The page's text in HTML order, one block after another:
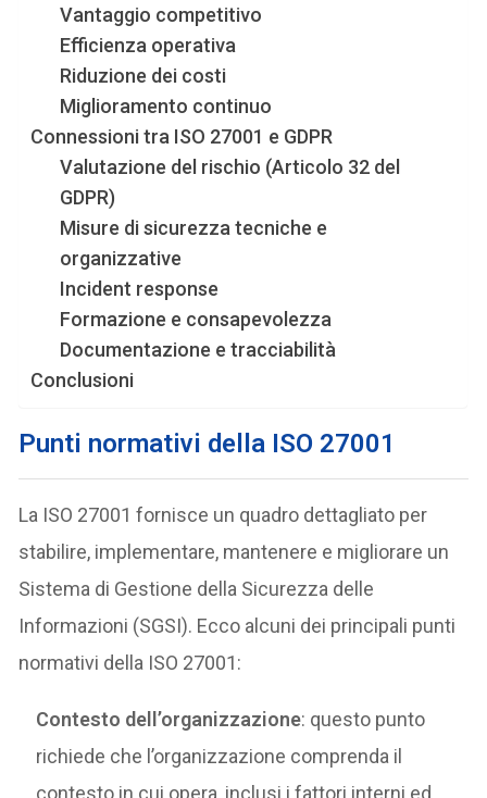
Vantaggio competitivo
Efficienza operativa
Riduzione dei costi
Miglioramento continuo
Connessioni tra ISO 27001 e GDPR
Valutazione del rischio (Articolo 32 del
GDPR)
Misure di sicurezza tecniche e
organizzative
Incident response
Formazione e consapevolezza
Documentazione e tracciabilità
Conclusioni
Punti normativi della ISO 27001
La ISO 27001 fornisce un quadro dettagliato per
stabilire, implementare, mantenere e migliorare un
Sistema di Gestione della Sicurezza delle
Informazioni (SGSI). Ecco alcuni dei principali punti
normativi della ISO 27001:
Contesto dell’organizzazione: questo punto
richiede che l’organizzazione comprenda il
contesto in cui opera, inclusi i fattori interni ed